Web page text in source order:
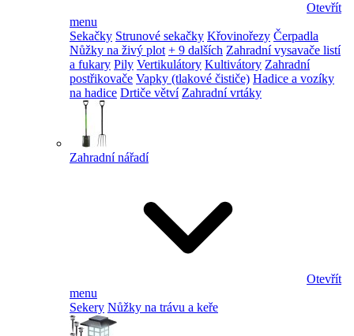
Otevřít
menu
Sekačky Strunové sekačky Křovinořezy Čerpadla
Nůžky na živý plot + 9 dalších Zahradní vysavače listí
a fukary Pily Vertikulátory Kultivátory Zahradní
postřikovače Vapky (tlakové čističe) Hadice a vozíky
na hadice Drtiče větví Zahradní vrtáky
Zahradní nářadí
Otevřít
menu
Sekery Nůžky na trávu a keře